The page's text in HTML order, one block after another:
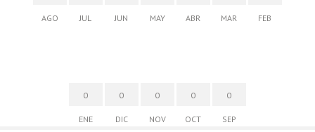
AGO JUL JUN MAY ABR MAR FEB
0
ENE
0
DIC
0
NOV
0
OCT
0
SEP